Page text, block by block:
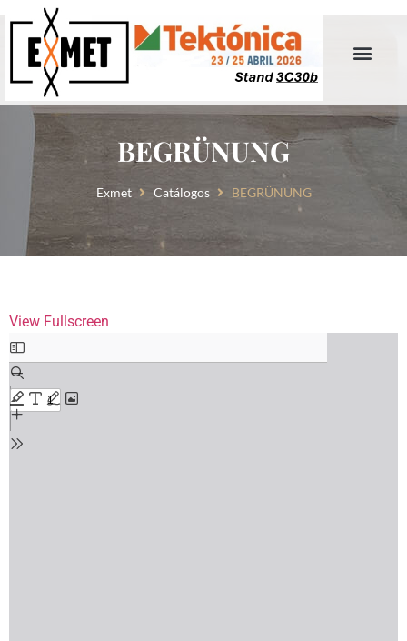
BEGRÜNUNG
Exmet Catálogos BEGRÜNUNG
View Fullscreen